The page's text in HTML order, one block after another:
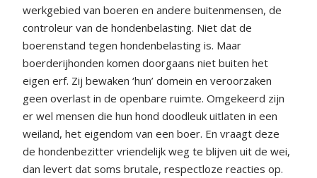
werkgebied van boeren en andere buitenmensen, de
controleur van de hondenbelasting. Niet dat de
boerenstand tegen hondenbelasting is. Maar
boerderijhonden komen doorgaans niet buiten het
eigen erf. Zij bewaken ‘hun’ domein en veroorzaken
geen overlast in de openbare ruimte. Omgekeerd zijn
er wel mensen die hun hond doodleuk uitlaten in een
weiland, het eigendom van een boer. En vraagt deze
de hondenbezitter vriendelijk weg te blijven uit de wei,
dan levert dat soms brutale, respectloze reacties op.